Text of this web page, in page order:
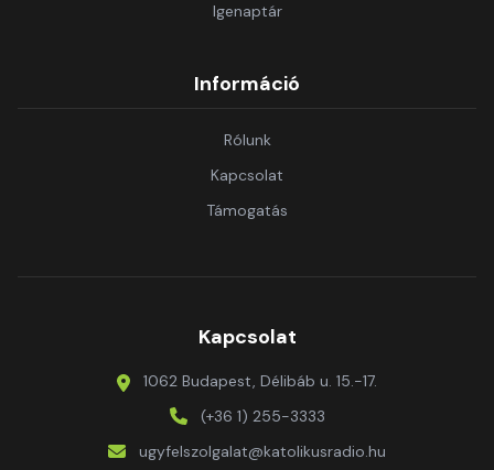
Igenaptár
Információ
Rólunk
Kapcsolat
Támogatás
Kapcsolat
1062 Budapest, Délibáb u. 15.-17.
(+36 1) 255-3333
ugyfelszolgalat@katolikusradio.hu